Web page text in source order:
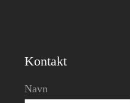
Kontakt
Navn